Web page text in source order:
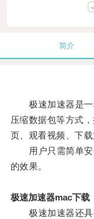
简介
极速加速器是一
压缩数据包等方式
页、观看视频、下
用户只需简单安
的效果。
极速加速器mac下载
极速加速器还具